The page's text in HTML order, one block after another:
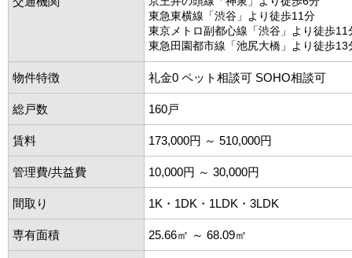
東急東横線「渋谷」より徒歩11分
東京メトロ副都心線「渋谷」より徒歩11
東急田園都市線「池尻大橋」より徒歩13
物件特徴 礼金0 ペット相談可 SOHO相談可
総戸数 160戸
賃料 173,000円 ～ 510,000円
管理費/共益費 10,000円 ～ 30,000円
間取り 1K・1DK・1LDK・3LDK
専有面積 25.66㎡ ～ 68.09㎡